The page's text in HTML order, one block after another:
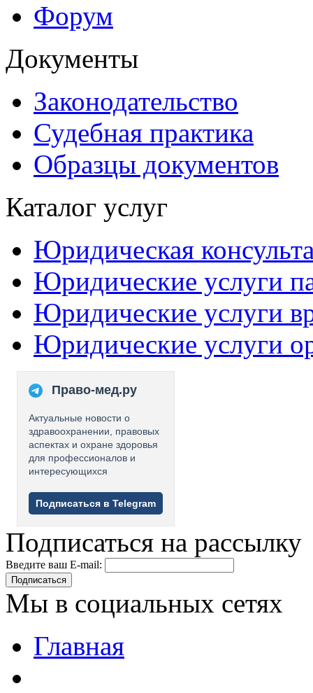
Форум
Документы
Законодательство
Судебная практика
Образцы документов
Каталог услуг
Юридическая
Юридические услуги
Юридические услуги
Юридические услуги
Право-мед.ру
Актуальные новости о
здравоохранении, правовых
аспектах и охране здоровья
для профессионалов и
интересующихся
Подписаться в Telegram
Подписаться на рассылку
Введите ваш E-mail:
Подписаться
Мы в социальных сетях
Главная